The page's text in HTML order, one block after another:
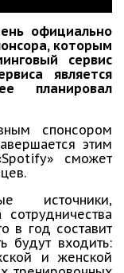
официально
которым
сервис
является
планировал
спонсором
этим
сможет
источники,
в год составит
будут входить:
и женской